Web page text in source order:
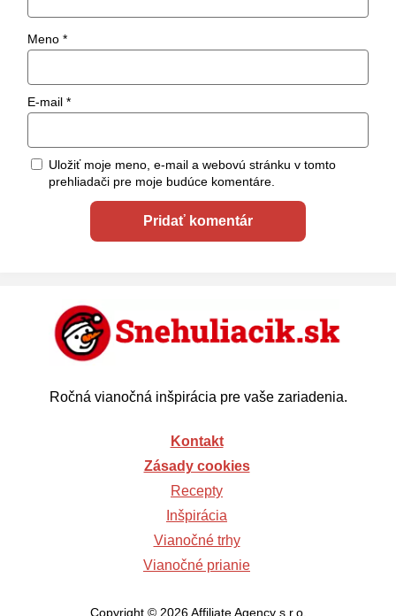
Meno *
E-mail *
Uložiť moje meno, e-mail a webovú stránku v tomto
prehliadači pre moje budúce komentáre.
Ročná vianočná inšpirácia pre vaše zariadenia.
Kontakt
Zásady cookies
Recepty
Inšpirácia
Vianočné trhy
Vianočné prianie
Copyright © 2026 Affiliate Agency s.r.o.